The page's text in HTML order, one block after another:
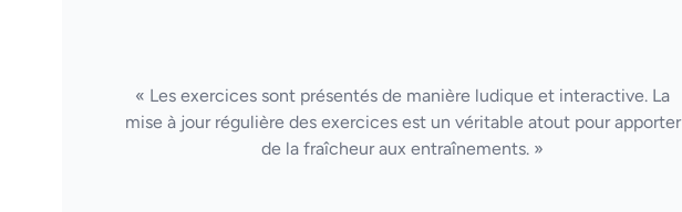
« Les exercices sont présentés de manière ludique et interactive. La
mise à jour régulière des exercices est un véritable atout pour apporter
de la fraîcheur aux entraînements. »